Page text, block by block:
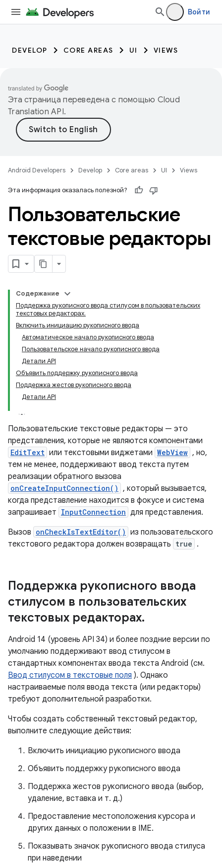
Войти
DEVELOP CORE AREAS UI VIEWS
Эта страница переведена с помощью Cloud
Translation API.
Android Developers Develop Core areas UI Views
Эта информация оказалась полезной?
Пользовательские
текстовые редакторы
Содержание
Поддержка рукописного ввода стилусом в пользовательских
текстовых редакторах.
Включить инициацию рукописного ввода
Автоматическое начало рукописного ввода
Пользовательское начало рукописного ввода
Детали API
Объявить поддержку рукописного ввода
Поддержка жестов рукописного ввода
Детали API
Пользовательские текстовые редакторы — это
представления, которые не являются компонентами
EditText или текстовыми виджетами WebView , но,
тем не менее, поддерживают ввод текста путем
реализации обратного вызова
onCreateInputConnection() , который вызывается,
когда представление находится в фокусе и система
запрашивает InputConnection для представления.
Вызов onCheckIsTextEditor() из пользовательского
текстового редактора должен возвращать true .
Поддержка рукописного ввода
стилусом в пользовательских
текстовых редакторах.
Android 14 (уровень API 34) и более поздние версии по
умолчанию поддерживают ввод стилусом в
стандартных компонентах ввода текста Android (см.
Ввод стилусом в текстовые поля ). Однако
настраиваемые поля ввода текста (или редакторы)
требуют дополнительной разработки.
Чтобы создать собственный текстовый редактор,
выполните следующие действия:
Включить инициацию рукописного ввода
Объявить поддержку рукописного ввода
Поддержка жестов рукописного ввода (выбор,
удаление, вставка и т. д.)
Предоставление местоположения курсора и
других данных о положении в IME.
Показывать значок рукописного ввода стилуса
при наведении